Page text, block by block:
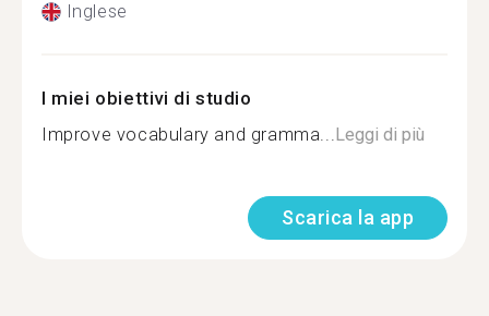
Inglese
I miei obiettivi di studio
Improve vocabulary and gramma...Leggi di più
Scarica la app